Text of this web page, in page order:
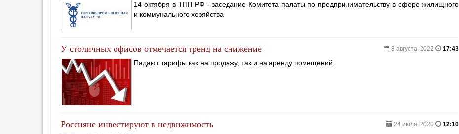
14 октября в ТПП РФ - заседание Комитета палаты по предпринимательству в сфере жилищного
и коммунального хозяйства
8 августа, 2022 17:43
У столичных офисов отмечается тренд на снижение
Падают тарифы как на продажу, так и на аренду помещений
24 июля, 2020 12:10
Россияне инвестируют в недвижимость